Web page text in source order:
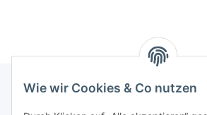
Wie wir Cookies & Co nutzen